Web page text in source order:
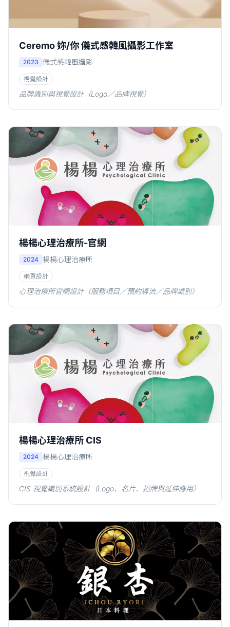
Ceremo 妳/你 儀式感韓風攝影工作室
2023 儀式感韓風攝影
視覺設計
品牌識別與視覺設計（Logo／品牌視覺）
楊楊心理治療所-官網
2024 楊楊心理治療所
網頁設計
心理治療所官網設計（服務項目／預約導流／品牌識別）
楊楊心理治療所 CIS
2024 楊楊心理治療所
視覺設計
CIS 視覺識別系統設計（Logo、名片、招牌與延伸應用）